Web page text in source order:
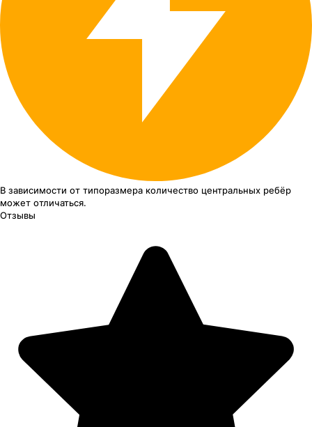
В зависимости от типоразмера количество центральных ребёр
может отличаться.
Отзывы